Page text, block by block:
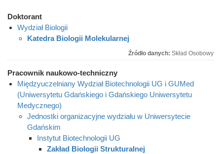
Doktorant
Wydział Biologii
Katedra Biologii Molekularnej
Źródło danych: Skład Osobowy
Pracownik naukowo-techniczny
Międzyuczelniany Wydział Biotechnologii UG i GUMed
(Uniwersytetu Gdańskiego i Gdańskiego Uniwersytetu
Medycznego)
Jednostki organizacyjne wydziału w Uniwersytecie
Gdańskim
Instytut Biotechnologii UG
Zakład Biologii Strukturalnej